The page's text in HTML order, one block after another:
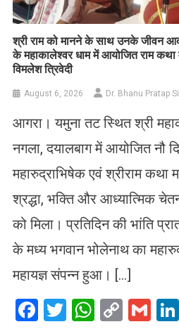
​श्री राम को मानने के साथ उनके जीवन
के महाकालेश्वर धाम में आयोजित राम
विमलेश त्रिवेदी
August 6, 2026 Dr. Bhanu Pratap
आगरा। यमुना तट स्थित श्री
नगला, दयालबाग में आयोजित नौ
महारुद्राभिषेक एवं श्रीराम कथा
श्रद्धा, भक्ति और आध्यात्मिक
को मिला। प्रतिदिन की भांति
के मध्य भगवान भोलेनाथ का
महायज्ञ संपन्न हुआ। […]
Facebook
TwitterCopy